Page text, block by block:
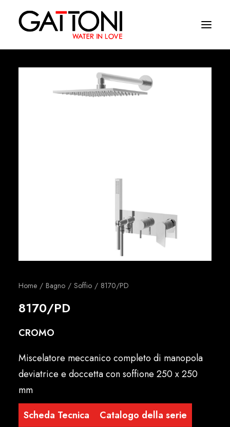
Home Bagno Soffio 8170/PD
8170/PD
CROMO
Miscelatore meccanico completo di manopola
deviatrice e doccetta con soffione 250 x 250
mm
Scheda Tecnica
Catalogo della serie